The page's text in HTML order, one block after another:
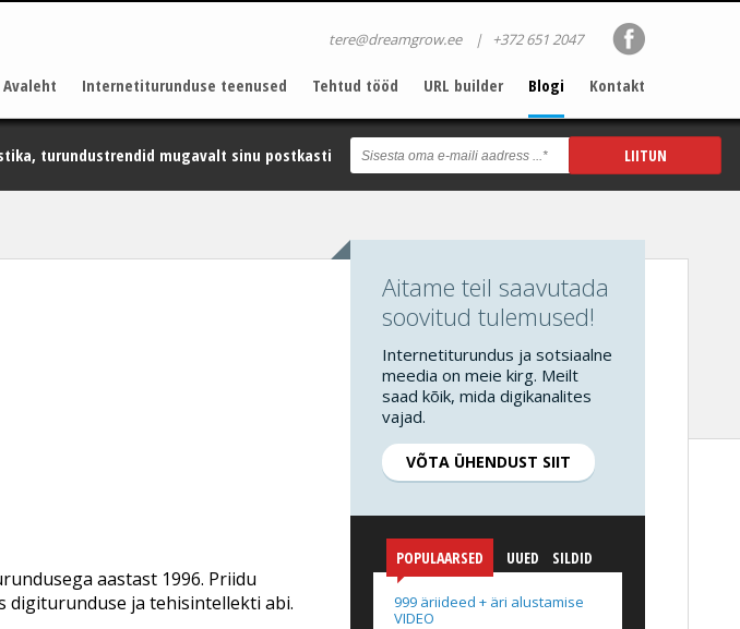
tere@dreamgrow.ee | +372 651 2047
Avaleht Internetiturunduse teenused Tehtud tööd URL builder Blogi Kontakt
turundustrendid mugavalt sinu postkasti
aastast 1996. Priidu
digiturunduse ja tehisintellekti abi.
Aitame teil saavutada
soovitud tulemused!
Internetiturundus ja sotsiaalne
meedia on meie kirg. Meilt
saad kõik, mida digikanalites
vajad.
VÕTA ÜHENDUST SIIT
POPULAARSED UUED SILDID
999 äriideed + äri alustamise
VIDEO